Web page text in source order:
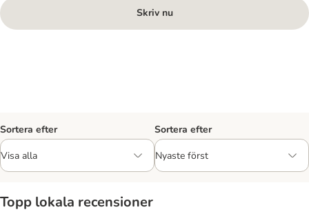
Skriv nu
Sortera efter Sortera efter
Topp lokala recensioner